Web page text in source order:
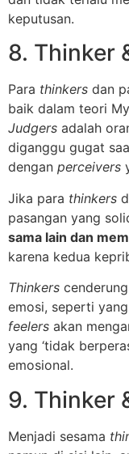
keputusan.
8. Thinker
Para thinkers dan
baik dalam teori
Judgers adalah
diganggu gugat
dengan perceivers
Jika para thinkers
pasangan yang
sama lain dan
karena kedua
Thinkers
emosi, seperti
feelers akan
yang ‘tidak
emosional.
9. Thinker
Menjadi sesama